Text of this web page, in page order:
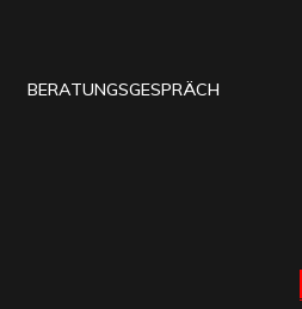
BERATUNGSGESPRÄCH